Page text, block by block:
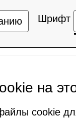
Шрифт
на
cookie